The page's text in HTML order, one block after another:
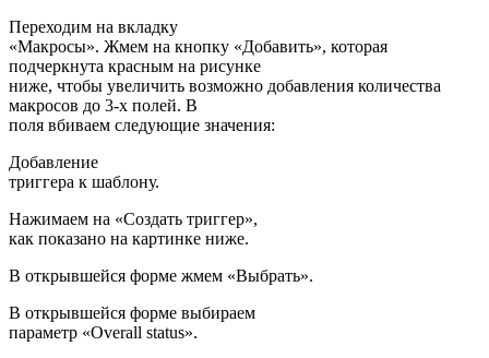
Переходим на вкладку
«Макросы». Жмем на кнопку «Добавить», которая
подчеркнута красным на рисунке
ниже, чтобы увеличить возможно добавления количества
макросов до 3-х полей. В
поля вбиваем следующие значения:
Добавление
триггера к шаблону.
Нажимаем на «Создать триггер»,
как показано на картинке ниже.
В открывшейся форме жмем «Выбрать».
В открывшейся форме выбираем
параметр «Overall status».